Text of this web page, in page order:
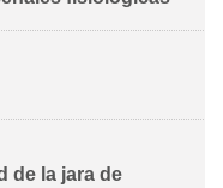
de la jara de